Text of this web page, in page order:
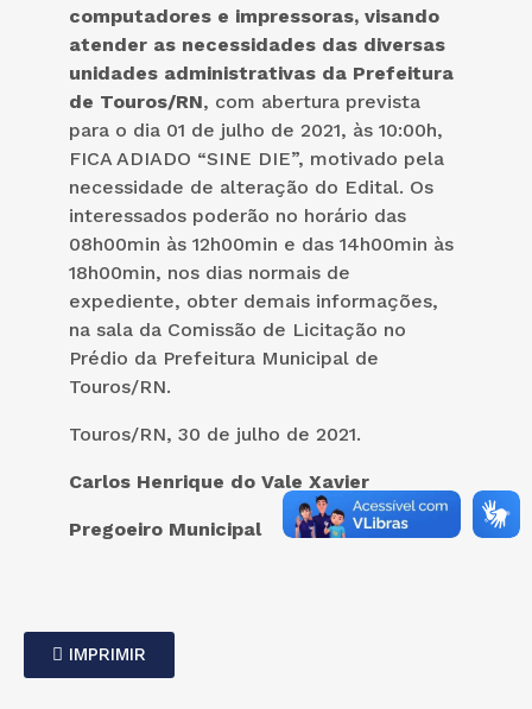
computadores e impressoras, visando
atender as necessidades das diversas
unidades administrativas da Prefeitura
de Touros/RN, com abertura prevista
para o dia 01 de julho de 2021, às 10:00h,
FICA ADIADO “SINE DIE”, motivado pela
necessidade de alteração do Edital. Os
interessados poderão no horário das
08h00min às 12h00min e das 14h00min às
18h00min, nos dias normais de
expediente, obter demais informações,
na sala da Comissão de Licitação no
Prédio da Prefeitura Municipal de
Touros/RN.
Touros/RN, 30 de julho de 2021.
Carlos Henrique do Vale Xavier
Pregoeiro Municipal
IMPRIMIR